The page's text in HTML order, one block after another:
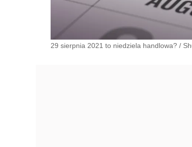
29 sierpnia 2021 to niedziela handlowa? /